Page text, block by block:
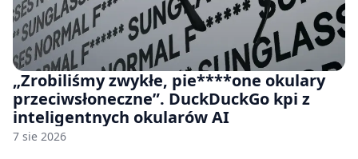
„Zrobiliśmy zwykłe, pie****one okulary
przeciwsłoneczne”. DuckDuckGo kpi z
inteligentnych okularów AI
7 sie 2026